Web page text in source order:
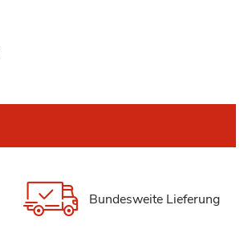
Bundesweite Lieferung